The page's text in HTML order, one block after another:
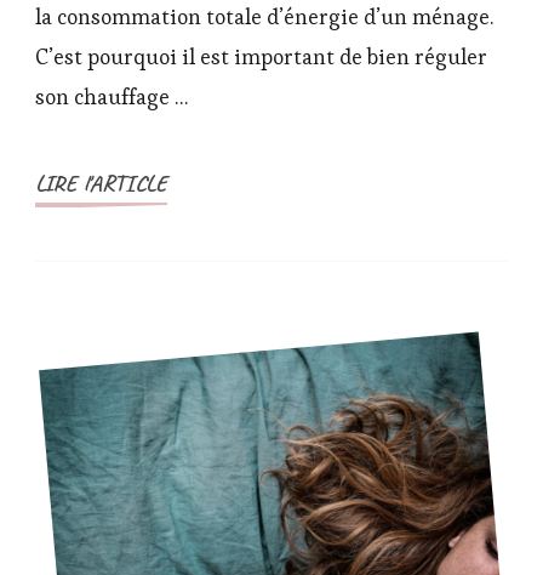
limiter
son
la consommation totale d’énergie d’un ménage.
C’est pourquoi il est important de bien réguler
son chauffage …
LIRE l'ARTICLE